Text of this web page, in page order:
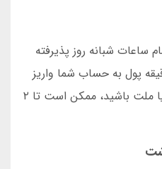
شبانه روز پذیرفته
معمولاً در ۵ تا ۱۵ دقیقه پول به حساب شما واریز
می شود. اگر در بانک سامان یا ملت باشید، ممکن است تا ۲